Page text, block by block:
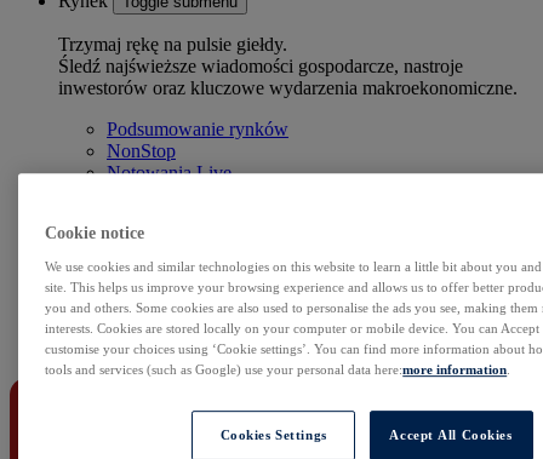
Trzymaj rękę na pulsie giełdy.
Śledź najświeższe wiadomości gospodarcze, nastroje
inwestorów oraz kluczowe wydarzenia makroekonomiczne.
Podsumowanie rynków
NonStop
Notowania Live
Kalendarz rynkowy
Zdarzenia korporacyjne
Sentyment Klientów
Rolowania
Kontakt
Cookie notice
We use cookies and similar technologies on this website to learn a little bit about you
site. This helps us improve your browsing experience and allows us to offer better
you and others. Some cookies are also used to personalise the ads you see, making
interests. Cookies are stored locally on your computer or mobile device. You can
customise your choices using ‘Cookie settings’. You can find more information about
tools and services (such as Google) use your personal data here:more information
Cookies Settings Accept All Cookies